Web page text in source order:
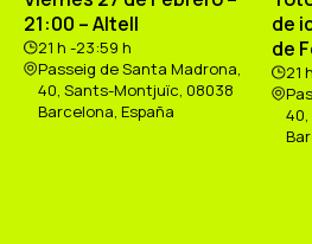
21:00 – Altell
21 h -23:59 h
Passeig de Santa Madrona,
40, Sants-Montjuïc, 08038
Barcelona, España
de
de
21